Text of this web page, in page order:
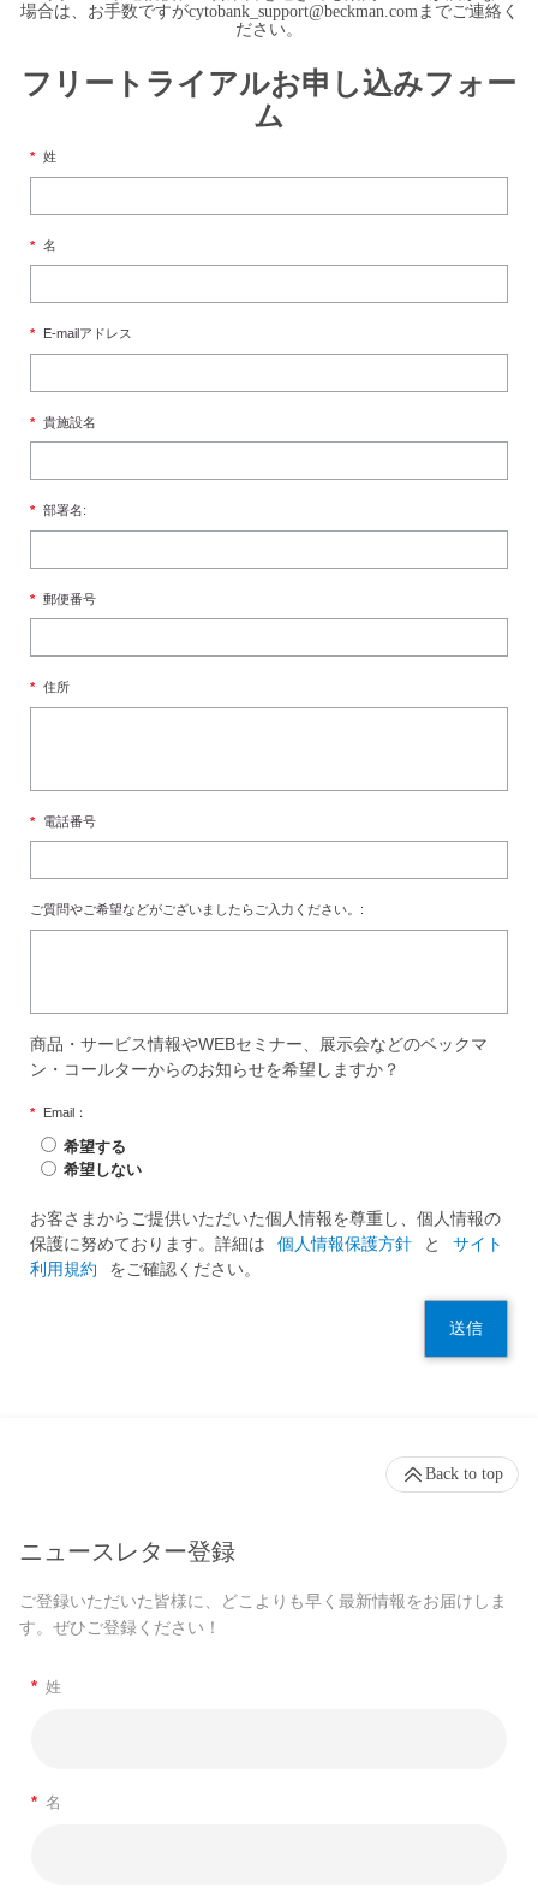
場合は、お手数ですがcytobank_support@beckman.comまでご連絡く
ださい。
フリートライアルお申し込みフォー
ム
* 姓
* 名
* E-mailアドレス
* 貴施設名
* 部署名:
* 郵便番号
* 住所
* 電話番号
ご質問やご希望などがございましたらご入力ください。:
商品・サービス情報やWEBセミナー、展示会などのベックマ
ン・コールターからのお知らせを希望しますか？
* Email：
希望する
希望しない
お客さまからご提供いただいた個人情報を尊重し、個人情報の
保護に努めております。詳細は
個人情報保護方針 と
サイト
利用規約
をご確認ください。
送信
ニュースレター登録
ご登録いただいた皆様に、どこよりも早く最新情報をお届けしま
す。ぜひご登録ください！
* 姓
* 名
Back to top